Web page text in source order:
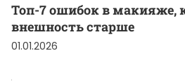
Топ-7 ошибок в макияже,
внешность старше
01.01.2026